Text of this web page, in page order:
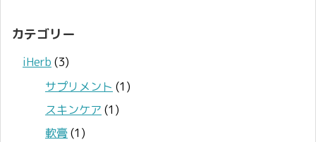
カテゴリー
iHerb (3)
サプリメント (1)
スキンケア (1)
軟膏(1)